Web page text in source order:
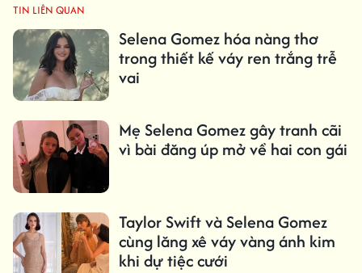
TIN LIÊN QUAN
Selena Gomez hóa nàng thơ
trong thiết kế váy ren trắng trễ
vai
Mẹ Selena Gomez gây tranh cãi
vì bài đăng úp mở về hai con gái
Taylor Swift và Selena Gomez
cùng lăng xê váy vàng ánh kim
khi dự tiệc cưới